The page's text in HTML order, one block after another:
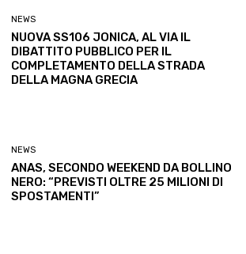
NEWS
NUOVA SS106 JONICA, AL VIA IL
DIBATTITO PUBBLICO PER IL
COMPLETAMENTO DELLA STRADA
DELLA MAGNA GRECIA
NEWS
ANAS, SECONDO WEEKEND DA BOLLINO
NERO: “PREVISTI OLTRE 25 MILIONI DI
SPOSTAMENTI”